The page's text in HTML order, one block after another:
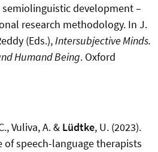
development –
research methodology. In J.
(Eds.),Intersubjective Minds.
Humand Being. Oxford
Vuliva, A. & Lüdtke, U. (2023).
of speech-language therapists